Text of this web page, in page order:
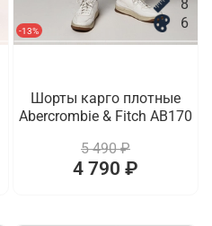
-13%
8
6
Шорты карго плотные
Abercrombie & Fitch AB170
5 490 ₽
4 790 ₽